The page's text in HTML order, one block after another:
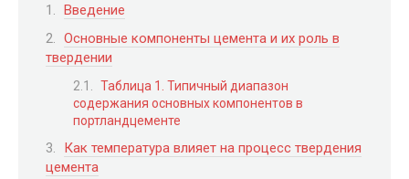
Введение
Основные компоненты цемента и их роль в
твердении
Таблица 1. Типичный диапазон
содержания основных компонентов в
портландцементе
Как температура влияет на процесс твердения
цемента